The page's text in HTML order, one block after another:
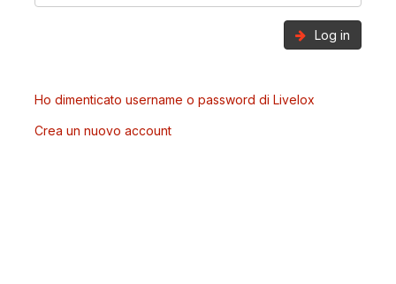
Log in
Ho dimenticato username o password di Livelox
Crea un nuovo account